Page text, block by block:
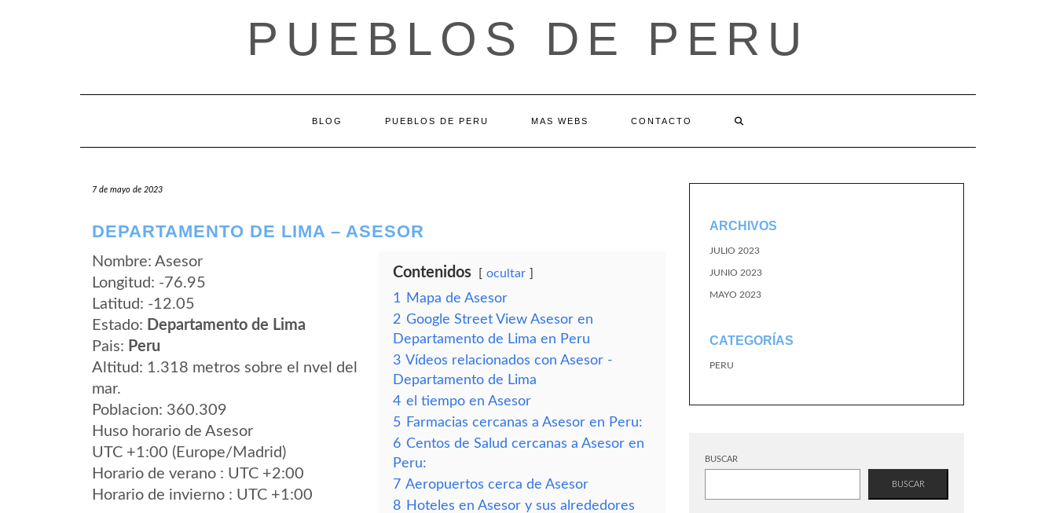
PUEBLOS DE PERU
BLOG PUEBLOS DE PERU MAS WEBS CONTACTO
7 de mayo de 2023
DEPARTAMENTO DE LIMA – ASESOR
Nombre: Asesor
Longitud: -76.95
Latitud: -12.05
Estado: Departamento de Lima
Pais: Peru
Altitud: 1.318 metros sobre el nvel del
mar.
Poblacion: 360.309
Huso horario de Asesor
UTC +1:00 (Europe/Madrid)
Horario de verano : UTC +2:00
Horario de invierno : UTC +1:00
Contenidos ocultar
1
Mapa de Asesor
2 Google Street View Asesor en
Departamento de Lima en Peru
3 Vídeos relacionados con Asesor -
Departamento de Lima
4 el tiempo en Asesor
5 Farmacias cercanas a Asesor en Peru:
6 Centos de Salud cercanas a Asesor en
Peru:
7 Aeropuertos cerca de Asesor
8 Hoteles en Asesor y sus alrededores
ARCHIVOS
JULIO 2023
JUNIO 2023
MAYO 2023
CATEGORÍAS
PERU
BUSCAR
BUSCAR